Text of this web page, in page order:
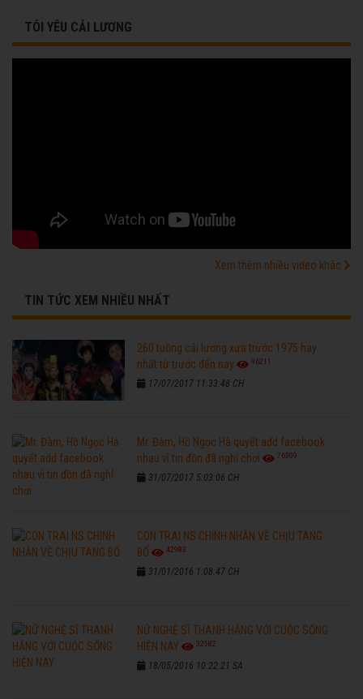
TÔI YÊU CẢI LƯƠNG
Xem thêm nhiều video khác
TIN TỨC XEM NHIỀU NHẤT
260 tuồng cải lương xưa trước 1975 hay
nhất từ trước đến nay
96211
17/07/2017 11:33:48 CH
Mr. Đàm, Hồ Ngọc Hà quyết add facebook
nhau vì tin đồn đã nghỉ chơi
76309
31/07/2017 5:03:06 CH
CON TRAI NS CHINH NHẪN VỀ CHỊU TANG
BỐ
42983
31/01/2016 1:08:47 CH
NỮ NGHỆ SĨ THANH HẰNG VỚI CUỘC SỐNG
HIỆN NAY
32582
18/05/2016 10:22:21 SA